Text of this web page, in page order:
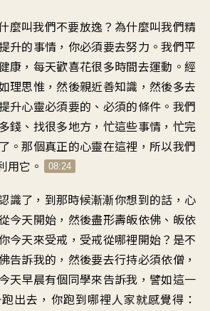
麼叫我們不要放逸？為什麼叫我們精
升的事情，你必須要去努力。我們平
康，每天歡喜花很多時間去運動。經
理思惟，然後親近善知識，然後多去
升心靈必須要的、必須的條件。我們
錢、找很多地方，忙這些事情，忙完
。那個真正的心靈在這裡，所以我們
用它。
08:24
識了，到那時候漸漸你想到的話，心
今天開始，然後盡形壽皈依佛、皈依
今天來受戒，受戒從哪裡開始？是不
告訴我的，然後要去行持必須依僧，
天早晨有個同學來告訴我，譬如這一
出去，你跑到哪裡人家就感覺得：